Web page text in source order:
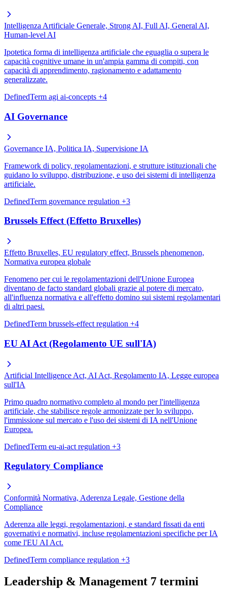
Intelligenza Artificiale Generale, Strong AI, Full AI, General AI,
Human-level AI
Ipotetica forma di intelligenza artificiale che eguaglia o supera le
capacità cognitive umane in un'ampia gamma di compiti, con
capacità di apprendimento, ragionamento e adattamento
generalizzate.
DefinedTerm agi ai-concepts +4
AI Governance
Governance IA, Politica IA, Supervisione IA
Framework di policy, regolamentazioni, e strutture istituzionali che
guidano lo sviluppo, distribuzione, e uso dei sistemi di intelligenza
artificiale.
DefinedTerm governance regulation +3
Brussels Effect (Effetto Bruxelles)
Effetto Bruxelles, EU regulatory effect, Brussels phenomenon,
Normativa europea globale
Fenomeno per cui le regolamentazioni dell'Unione Europea
diventano de facto standard globali grazie al potere di mercato,
all'influenza normativa e all'effetto domino sui sistemi regolamentari
di altri paesi.
DefinedTerm brussels-effect regulation +4
EU AI Act (Regolamento UE sull'IA)
Artificial Intelligence Act, AI Act, Regolamento IA, Legge europea
sull'IA
Primo quadro normativo completo al mondo per l'intelligenza
artificiale, che stabilisce regole armonizzate per lo sviluppo,
l'immissione sul mercato e l'uso dei sistemi di IA nell'Unione
Europea.
DefinedTerm eu-ai-act regulation +3
Regulatory Compliance
Conformità Normativa, Aderenza Legale, Gestione della
Compliance
Aderenza alle leggi, regolamentazioni, e standard fissati da enti
governativi e normativi, incluse regolamentazioni specifiche per IA
come l'EU AI Act.
DefinedTerm compliance regulation +3
Leadership & Management 7 termini